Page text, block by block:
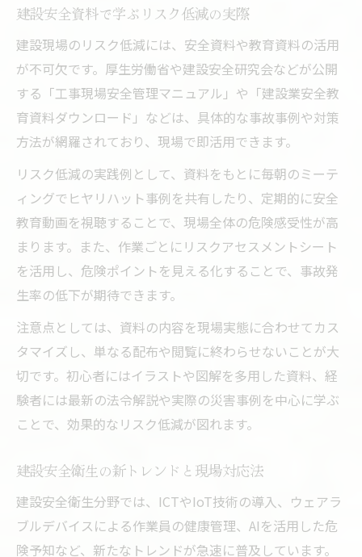
建設安全資料で学ぶリスク低減の実際
建設現場のリスク低減には、安全資料や教育資料の活用
が不可欠です。厚生労働省や建設安全研究会などが公開
する「工事現場安全管理マニュアル」や「建設業安全教
育資料ダウンロード」などは、具体的な事故事例や対策
方法が網羅されており、現場で即活用できます。
リスク低減の実践例として、資料をもとに毎朝のミーテ
ィングでヒヤリハット事例を共有したり、定期的に安全
教育動画を視聴することで、現場全体の危険感受性が高
まります。また、作業ごとにリスクアセスメントシート
を活用し、危険ポイントを見える化することで、事故発
生率の低下が期待できます。
注意点としては、資料の内容を現場実態に合わせてカス
タマイズし、単なる配布や閲覧に終わらせないことが大
切です。初心者にはイラストや図解を多用した資料、経
験者には最新の法令解説や実際の災害事例を中心に学ぶ
ことで、効果的なリスク低減が図れます。
建設安全衛生の新トレンドと現場対応法
建設安全衛生分野では、ICTやIoT技術の導入、ウェアラ
ブルデバイスによる作業員の健康管理、AIを活用した危
険予知など、新たなトレンドが急速に普及しています。